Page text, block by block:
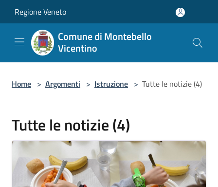
Regione Veneto
Comune di Montebello
Vicentino
Home > Argomenti > Istruzione > Tutte le notizie (4)
Tutte le notizie (4)